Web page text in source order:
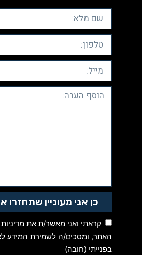
כן אני מעוניין שתחזרו
קראתי ואני מאשר/ת את
האתר, ומסכים/ה לשמירת המידע
בפנייתי (חובה)